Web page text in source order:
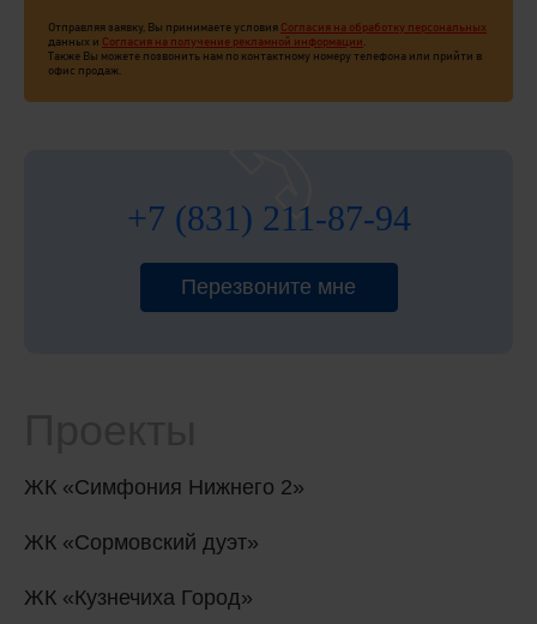
Отправляя заявку, Вы принимаете условия Согласия на обработку персональных
данных и Согласия на получение рекламной информации
Также Вы можете позвонить нам по контактному номеру телефона или прийти в
офис продаж.
+7 (831) 211-87-94
Перезвоните мне
ЖК «Симфония Нижнего 2»
ЖК «Сормовский дуэт»
ЖК «Кузнечиха Город»